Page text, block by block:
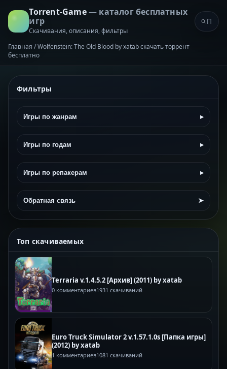
Torrent-Game— каталог бесплатных
игр
Скачивания, описания, фильтры
Главная /Wolfenstein: The Old Blood by xatab скачать торрент
бесплатно
Фильтры
Игры по жанрам ▸
Игры по годам ▸
Игры по репакерам ▸
Обратная связь ➤
Топ скачиваемых
Terraria v.1.4.5.2 [Архив] (2011) by xatab
0 комментариев1931 скачиваний
Euro Truck Simulator 2 v.1.57.1.0s [Папка игры]
(2012) by xatab
1 комментариев1081 скачиваний